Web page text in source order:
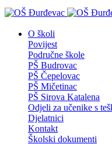
O školi
Povijest
Područne škole
PŠ Budrovac
PŠ Čepelovac
PŠ Mičetinac
PŠ Sirova Katalena
Odjeli za učenike s
Djelatnici
Kontakt
Školski dokumenti